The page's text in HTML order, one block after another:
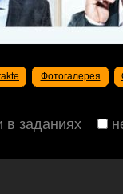
Фотогалерея
в заданиях